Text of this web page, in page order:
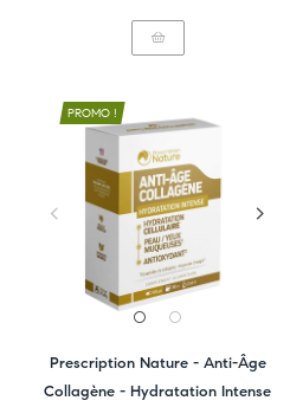
PROMO !
Prescription Nature - Anti-Âge
Collagène - Hydratation Intense